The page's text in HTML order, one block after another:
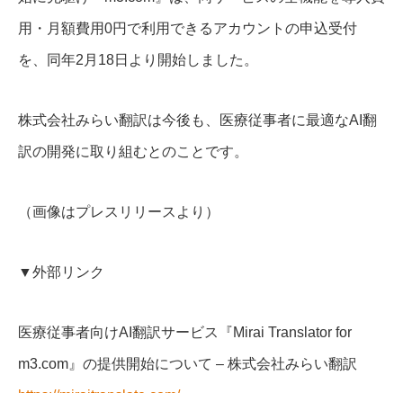
用・月額費用0円で利用できるアカウントの申込受付
を、同年2月18日より開始しました。
株式会社みらい翻訳は今後も、医療従事者に最適なAI翻
訳の開発に取り組むとのことです。
（画像はプレスリリースより）
▼外部リンク
医療従事者向けAI翻訳サービス『Mirai Translator for
m3.com』の提供開始について – 株式会社みらい翻訳